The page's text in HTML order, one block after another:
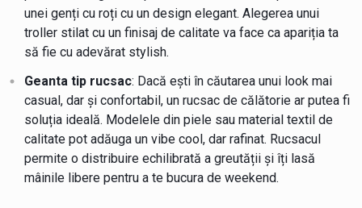
unei genți cu roți cu un design elegant. Alegerea unui
troller stilat cu un finisaj de calitate va face ca apariția ta
să fie cu adevărat stylish.
Geanta tip rucsac: Dacă ești în căutarea unui look mai
casual, dar și confortabil, un rucsac de călătorie ar putea fi
soluția ideală. Modelele din piele sau material textil de
calitate pot adăuga un vibe cool, dar rafinat. Rucsacul
permite o distribuire echilibrată a greutății și îți lasă
mâinile libere pentru a te bucura de weekend.